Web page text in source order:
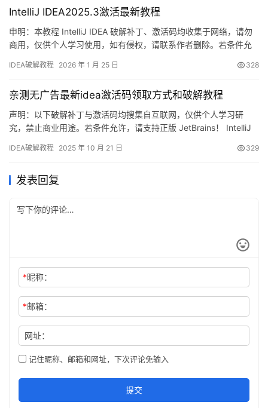
IntelliJ IDEA2025.3激活最新教程
申明：本教程 IntelliJ IDEA 破解补丁、激活码均收集于网络，请勿
商用，仅供个人学习使用，如有侵权，请联系作者删除。若条件允
解成功的截图，如下图，可以看到已经成功破解到 2099 年辣，舒
IDEA。 如果觉得破解…
IDEA破解教程 2026 年 1 月 25 日 328
亲测无广告最新idea激活码领取方式和破解教程
声明：以下破解补丁与激活码均搜集自互联网，仅供个人学习研
究，禁止商业用途。若条件允许，请支持正版 JetBrains！ IntelliJ
Linux。下文将手把手教你利用破解补丁完成永久激活，解锁全部高
源。…
IDEA破解教程 2025 年 10 月 21 日 329
发表回复
*昵称：
*邮箱：
网址：
记住昵称、邮箱和网址，下次评论免输入
提交